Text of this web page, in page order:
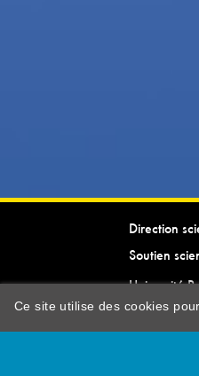
Direction
Soutien
Université
Ce site utilise des cookies